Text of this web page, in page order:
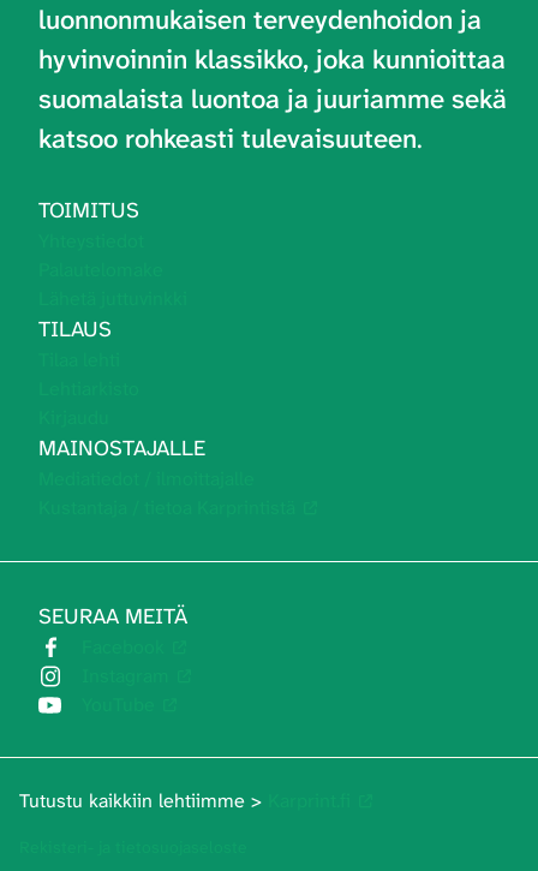
luonnonmukaisen terveydenhoidon ja
hyvinvoinnin klassikko, joka kunnioittaa
suomalaista luontoa ja juuriamme sekä
katsoo rohkeasti tulevaisuuteen.
TOIMITUS
TILAUS
MAINOSTAJALLE
SEURAA MEITÄ
Tutustu kaikkiin lehtiimme >